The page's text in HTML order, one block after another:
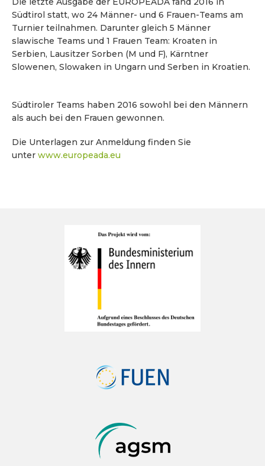
Südtirol statt, wo 24 Männer- und 6 Frauen-Teams am
Turnier teilnahmen. Darunter gleich 5 Männer
slawische Teams und 1 Frauen Team: Kroaten in
Serbien, Lausitzer Sorben (M und F), Kärntner
Slowenen, Slowaken in Ungarn und Serben in Kroatien.
Südtiroler Teams haben 2016 sowohl bei den Männern
als auch bei den Frauen gewonnen.
Die Unterlagen zur Anmeldung finden Sie
unter www.europeada.eu